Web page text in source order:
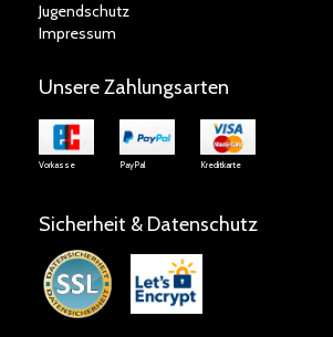
Jugendschutz
Impressum
Unsere Zahlungsarten
Vorkasse PayPal Kreditkarte
Sicherheit & Datenschutz